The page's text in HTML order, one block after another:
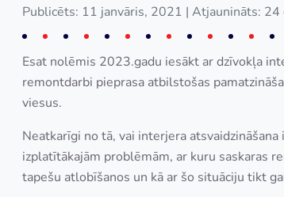
Publicēts: 11 janvāris, 2021 | Atjaunināts:
Esat nolēmis 2023.gadu iesākt ar dzīvokļa
remontdarbi pieprasa atbilstošas
viesus.
Neatkarīgi no tā, vai interjera
izplatītākajām problēmām, ar kuru saskaras
tapešu atlobīšanos un kā ar šo situāciju tikt